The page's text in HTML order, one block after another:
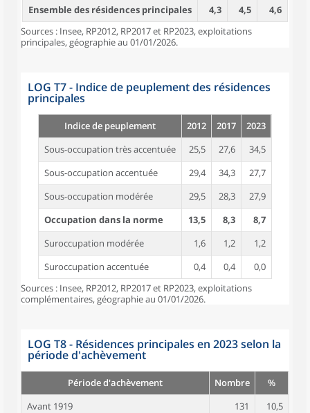
Ensemble des résidences principales
4,3 4,5
4,6
Sources : Insee, RP2012, RP2017 et RP2023, exploitations
principales, géographie au 01/01/2026.
LOG T7 - Indice de peuplement des résidences
principales
Indice de peuplement 2012 2017
2023
Sous-occupation très accentuée
25,5 27,6
34,5
Sous-occupation accentuée
29,4 34,3
27,7
Sous-occupation modérée
29,5 28,3
27,9
Occupation dans la norme
13,5 8,3
8,7
Suroccupation modérée
1,6 1,2
1,2
Suroccupation accentuée
0,4 0,4
0,0
Sources : Insee, RP2012, RP2017 et RP2023, exploitations
complémentaires, géographie au 01/01/2026.
LOG T8 - Résidences principales en 2023 selon la
période d'achèvement
Période d'achèvement Nombre
%
Avant 1919
131
10,5